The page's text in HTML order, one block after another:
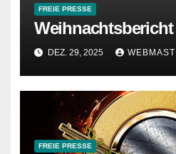
FREIE PRESSE
Weihnachtsbericht
DEZ. 29, 2025
FREIE PRESSE